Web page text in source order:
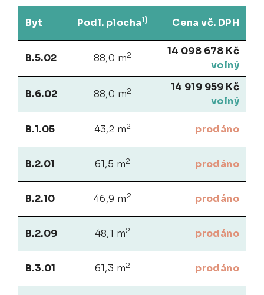
Byt Podl. plocha1) Cena vč. DPH
B.5.02 88,0 m2
14 098 678 Kč
volný
B.6.02 88,0 m2
14 919 959 Kč
volný
B.1.05 43,2 m2 prodáno
B.2.01 61,5 m2 prodáno
B.2.10 46,9 m 2 prodáno
B.2.09 48,1 m2 prodáno
B.3.01 61,3 m2 prodáno